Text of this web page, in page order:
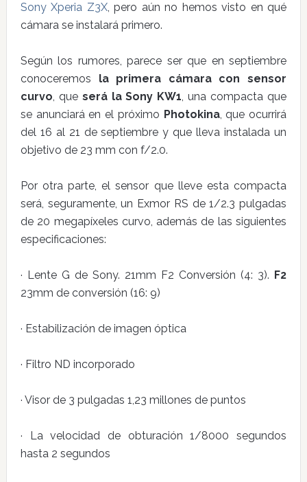
Sony Xperia Z3X, pero aún no hemos visto en qué
cámara se instalará primero.
Según los rumores, parece ser que en septiembre
conoceremos la primera cámara con sensor
curvo, queserá la Sony KW1, una compacta que
se anunciará en el próximo Photokina, que ocurrirá
del 16 al 21 de septiembre y que lleva instalada un
objetivo de 23 mm con f/2.0.
Por otra parte, el sensor que lleve esta compacta
será, seguramente, un Exmor RS de 1/2.3 pulgadas
de 20 megapíxeles curvo, además de las siguientes
especificaciones:
· Lente G de Sony. 21mm F2 Conversión (4: 3). F2
23mm de conversión (16: 9)
· Estabilización de imagen óptica
· Filtro ND incorporado
· Visor de 3 pulgadas 1,23 millones de puntos
· La velocidad de obturación 1/8000 segundos
hasta 2 segundos